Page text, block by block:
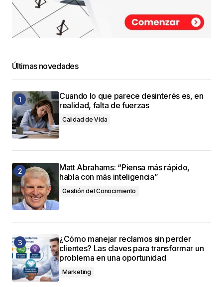
Últimas novedades
Cuando lo que parece desinterés es, en
realidad, falta de fuerzas
Calidad de Vida
Matt Abrahams: “Piensa más rápido,
habla con más inteligencia”
Gestión del Conocimiento
¿Cómo manejar reclamos sin perder
clientes? Las claves para transformar un
problema en una oportunidad
Marketing